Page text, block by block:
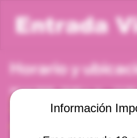
Información
Entrada
Horario y
24 jul 2026, 10:00 a. m. –
Viña del Mar, Cam. Internacional
Valparaíso, Chile